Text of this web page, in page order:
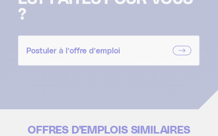
?
Postuler à l’offre d’emploi
OFFRES D’EMPLOIS SIMILAIRES